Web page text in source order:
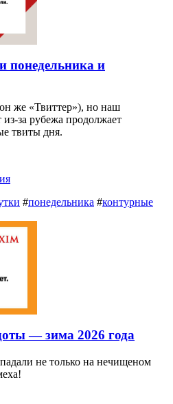
и
же «Твиттер»), но наш
за рубежа продолжает
твиты дня.
#понедельника #контурные
— зима 2026 года
не только на нечищеном